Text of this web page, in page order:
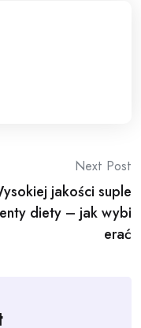
Next Post
jakości suple
diety – jak wybi
erać